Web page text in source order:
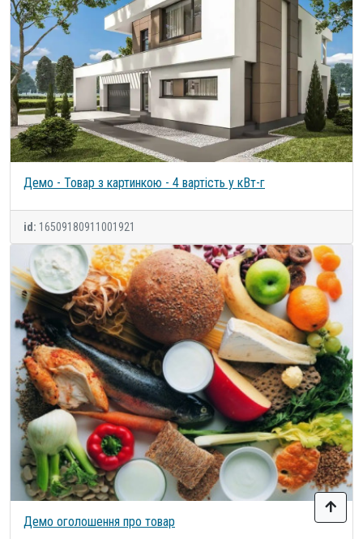
Демо - Товар з картинкою - 4 вартість у кВт-г
id: 16509180911001921
Демо оголошення про товар